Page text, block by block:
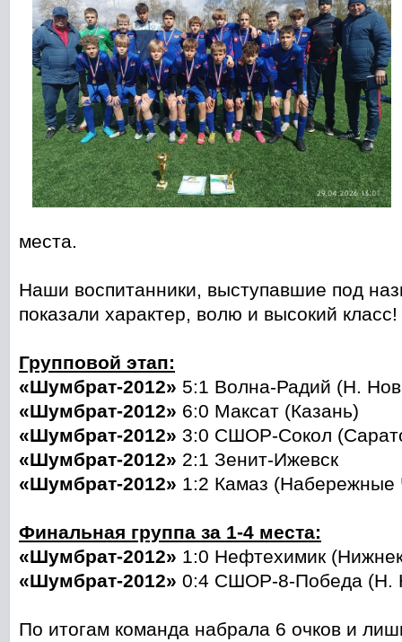
места.
Наши воспитанники, выступавшие под
показали характер, волю и высокий класс!
Групповой этап:
«Шумбрат-2012» 5:1 Волна-Радий (Н.
«Шумбрат-2012» 6:0 Максат (Казань)
«Шумбрат-2012» 3:0 СШОР-Сокол
«Шумбрат-2012» 2:1 Зенит-Ижевск
«Шумбрат-2012» 1:2 Камаз (Набережные
Финальная группа за 1-4 места:
«Шумбрат-2012» 1:0 Нефтехимик
«Шумбрат-2012» 0:4 СШОР-8-Победа (Н.
По итогам команда набрала 6 очков и